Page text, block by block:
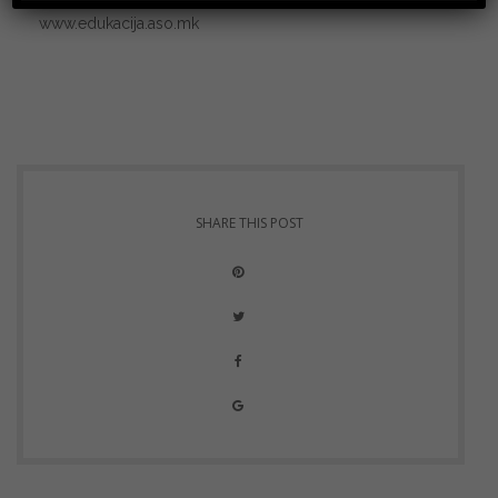
www.edukacija.aso.mk
SHARE THIS POST